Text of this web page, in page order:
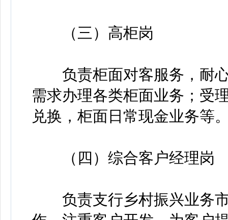
（三）高柜岗
负责柜面对客服务，耐心
需求办理各类柜面业务；受
兑换，柜面日常现金业务等
（四）综合客户经理岗
负责支行乡村振兴业务市